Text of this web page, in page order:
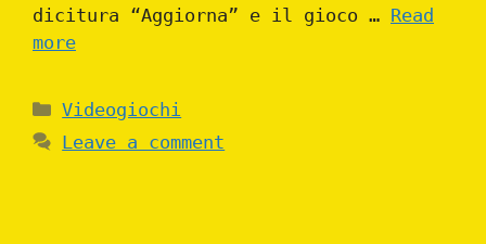
dicitura “Aggiorna” e il gioco … Read
more
Categories
Videogiochi
Leave a comment